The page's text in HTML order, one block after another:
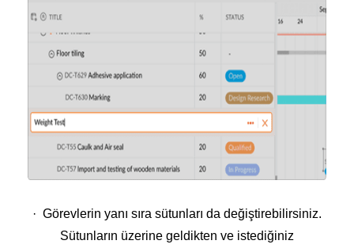
· Görevlerin yanı sıra sütunları da değiştirebilirsiniz.
Sütunların üzerine geldikten ve istediğiniz